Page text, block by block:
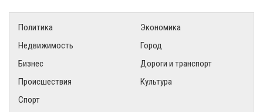
Политика
Экономика
Недвижимость
Город
Бизнес
Дороги и транспорт
Происшествия
Культура
Спорт